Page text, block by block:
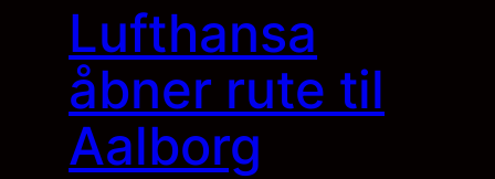
Lufthansa
åbner rute til
Aalborg